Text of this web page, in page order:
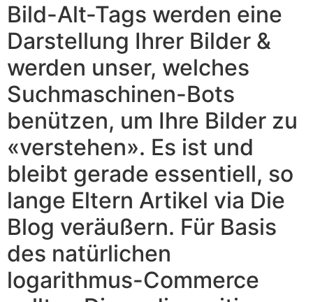
Bild-Alt-Tags werden eine
Darstellung Ihrer Bilder &
werden unser, welches
Suchmaschinen-Bots
benützen, um Ihre Bilder zu
«verstehen». Es ist und
bleibt gerade essentiell, so
lange Eltern Artikel via Die
Blog veräußern. Für Basis
des natürlichen
logarithmus-Commerce